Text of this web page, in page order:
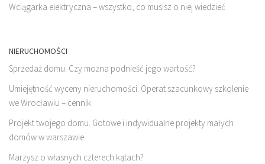
Wciągarka elektryczna – wszystko, co musisz o niej wiedzieć
NIERUCHOMOŚCI
Sprzedaż domu. Czy można podnieść jego wartość?
Umiejętność wyceny nieruchomości. Operat szacunkowy szkolenie
we Wrocławiu – cennik
Projekt twojego domu. Gotowe i indywidualne projekty małych
domów w warszawie
Marzysz o własnych czterech kątach?